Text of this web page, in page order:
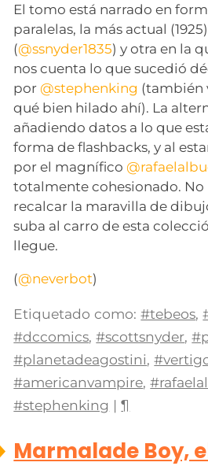
El tomo está narrado en
paralelas, la más actual
(@ssnyder1835) y otra en la
nos cuenta lo que sucedió
por @stephenking (también
qué bien hilado ahí). La
añadiendo datos a lo que
forma de flashbacks, y al
por el magnífico
totalmente cohesionado. No
recalcar la maravilla de
suba al carro de esta
llegue.
(@neverbot)
Etiquetado como: #tebeos,
#dccomics,#scottsnyder,
#planetadeagostini,
#americanvampire,
#stephenking |¶
Marmalade Boy,